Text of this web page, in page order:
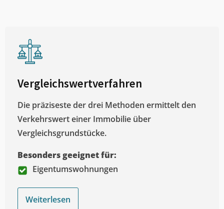
Vergleichswertverfahren
Die präziseste der drei Methoden ermittelt den
Verkehrswert einer Immobilie über
Vergleichsgrundstücke.
Besonders geeignet für:
Eigentumswohnungen
Weiterlesen